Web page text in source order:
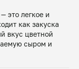
это легкое и
как закуска
вкус цветной
сыром и